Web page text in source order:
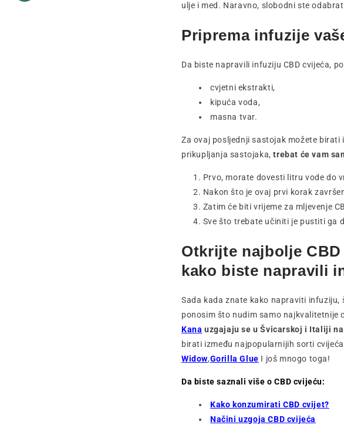
ulje i med. Naravno, slobodni ste
Priprema infuzije
Da biste napravili infuziju CBD cvijeća,
cvjetni ekstrakti,
kipuća voda,
masna tvar.
Za ovaj posljednji sastojak možete birati
prikupljanja sastojaka,trebat će vam
Prvo, morate dovesti litru vode do
Nakon što je ovaj prvi korak
Zatim će biti vrijeme za mljevenje
Sve što trebate učiniti je pustiti ga
Otkrijte najbolje
kako biste napravili
Sada kada znate kako napraviti infuziju,
ponosim što nudim samo najkvalitetnije
Kana uzgajaju se u Švicarskoj i Italiji
birati između najpopularnijih sorti
Widow,Gorilla Glue I još mnogo toga!
Da biste saznali više o CBD cvijeću:
Kako konzumirati CBD cvijet?
Načini uzgoja CBD cvijeća